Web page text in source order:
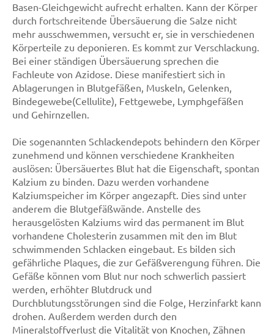
Basen-Gleichgewicht aufrecht erhalten. Kann der Körper
durch fortschreitende Übersäuerung die Salze nicht
mehr ausschwemmen, versucht er, sie in verschiedenen
Körperteile zu deponieren. Es kommt zur Verschlackung.
Bei einer ständigen Übersäuerung sprechen die
Fachleute von Azidose. Diese manifestiert sich in
Ablagerungen in Blutgefäßen, Muskeln, Gelenken,
Bindegewebe(Cellulite), Fettgewebe, Lymphgefäßen
und Gehirnzellen.
Die sogenannten Schlackendepots behindern den Körper
zunehmend und können verschiedene Krankheiten
auslösen: Übersäuertes Blut hat die Eigenschaft, spontan
Kalzium zu binden. Dazu werden vorhandene
Kalziumspeicher im Körper angezapft. Dies sind unter
anderem die Blutgefäßwände. Anstelle des
herausgelösten Kalziums wird das permanent im Blut
vorhandene Cholesterin zusammen mit den im Blut
schwimmenden Schlacken eingebaut. Es bilden sich
gefährliche Plaques, die zur Gefäßverengung führen. Die
Gefäße können vom Blut nur noch schwerlich passiert
werden, erhöhter Blutdruck und
Durchblutungsstörungen sind die Folge, Herzinfarkt kann
drohen. Außerdem werden durch den
Mineralstoffverlust die Vitalität von Knochen, Zähnen